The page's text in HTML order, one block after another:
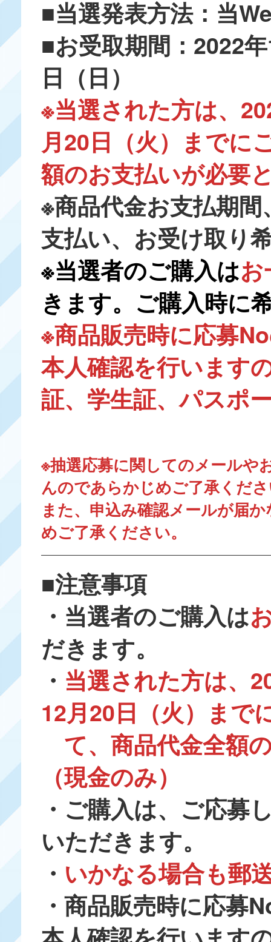
■当選発表方法：当
■お受取期間：2022
日（日）
※当選された方は、
月20日（火）までに
額のお支払いが必要
※商品代金お支払期
支払い、お受け取り
※当選者のご購入は
きます。ご購入時に
※商品販売時に応募
本人確認を行います
証、学生証、パスポ
※抽選応募に関してのメールや
んのであらかじめご了承くだ
また、申込み確認メールが届
めご了承ください。
■注意事項
・当選者のご購入は
だきます。
・ 当選された方は、
12月20日（火）まで
て、商品代金全額
（現金のみ）
・ご購入は、ご応募
いただきます。
・ いかなる場合も郵
・商品販売時に応募